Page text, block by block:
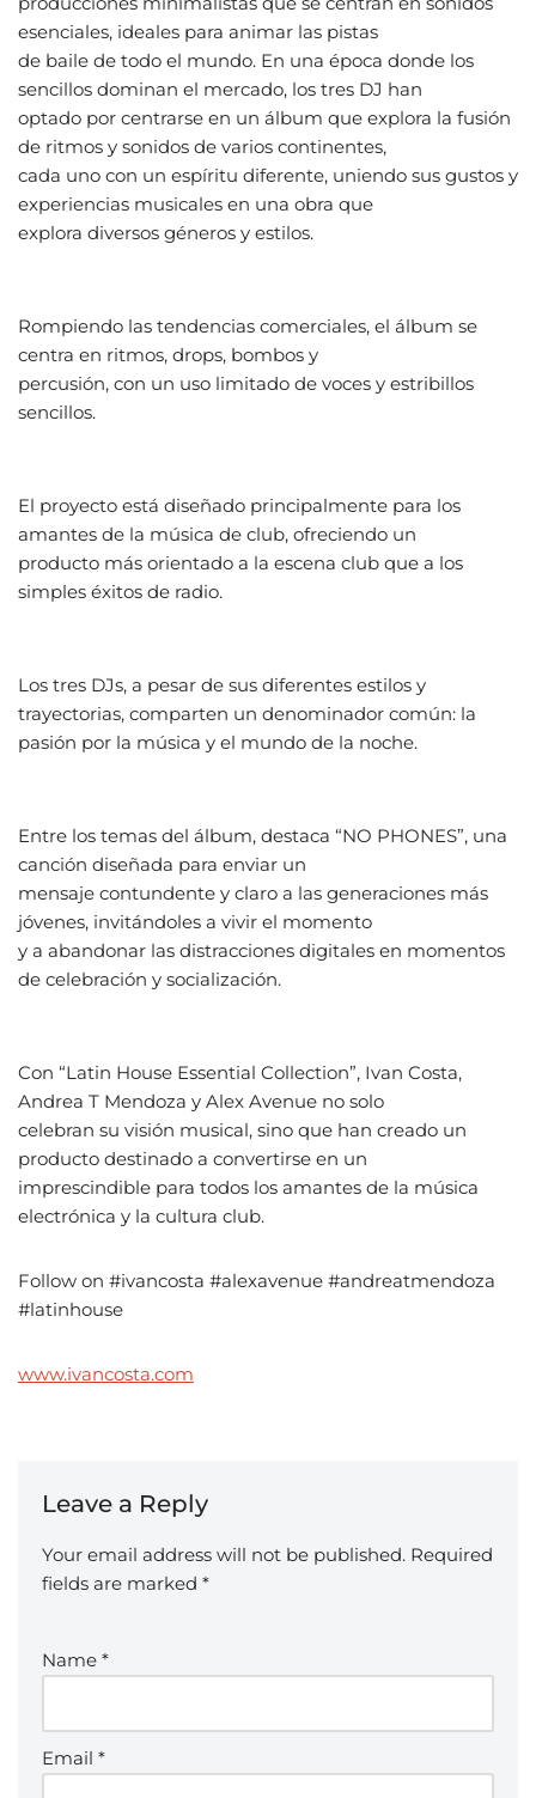
esenciales, ideales para animar las pistas
de baile de todo el mundo. En una época donde los
sencillos dominan el mercado, los tres DJ han
optado por centrarse en un álbum que explora la fusión
de ritmos y sonidos de varios continentes,
cada uno con un espíritu diferente, uniendo sus gustos y
experiencias musicales en una obra que
explora diversos géneros y estilos.
Rompiendo las tendencias comerciales, el álbum se
centra en ritmos, drops, bombos y
percusión, con un uso limitado de voces y estribillos
sencillos.
El proyecto está diseñado principalmente para los
amantes de la música de club, ofreciendo un
producto más orientado a la escena club que a los
simples éxitos de radio.
Los tres DJs, a pesar de sus diferentes estilos y
trayectorias, comparten un denominador común: la
pasión por la música y el mundo de la noche.
Entre los temas del álbum, destaca “NO PHONES”, una
canción diseñada para enviar un
mensaje contundente y claro a las generaciones más
jóvenes, invitándoles a vivir el momento
y a abandonar las distracciones digitales en momentos
de celebración y socialización.
Con “Latin House Essential Collection”, Ivan Costa,
Andrea T Mendoza y Alex Avenue no solo
celebran su visión musical, sino que han creado un
producto destinado a convertirse en un
imprescindible para todos los amantes de la música
electrónica y la cultura club.
Follow on #ivancosta #alexavenue #andreatmendoza
#latinhouse
www.ivancosta.com
Leave a Reply
Your email address will not be published. Required
fields are marked *
Name *
Email *